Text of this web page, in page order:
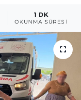
1 DK
OKUNMA SÜRESI